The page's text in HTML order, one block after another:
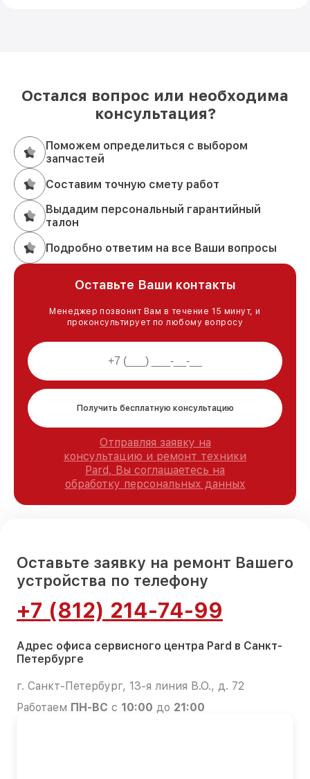
Остался вопрос или необходима
консультация?
Поможем определиться с выбором
запчастей
Составим точную смету работ
Выдадим персональный гарантийный
талон
Подробно ответим на все Ваши вопросы
Оставьте Ваши контакты
Менеджер позвонит Вам в течение 15 минут, и
проконсультирует по любому вопросу
Получить бесплатную консультацию
Отправляя заявку на
консультацию и ремонт техники
Pard, Вы соглашаетесь на
обработку персональных данных
Оставьте заявку на ремонт Вашего
устройства по телефону
+7 (812) 214-74-99
Адрес офиса сервисного центра Pard в Санкт-
Петербурге
г. Санкт-Петербург, 13-я линия В.О., д. 72
Работаем ПН-ВС с 10:00 до 21:00